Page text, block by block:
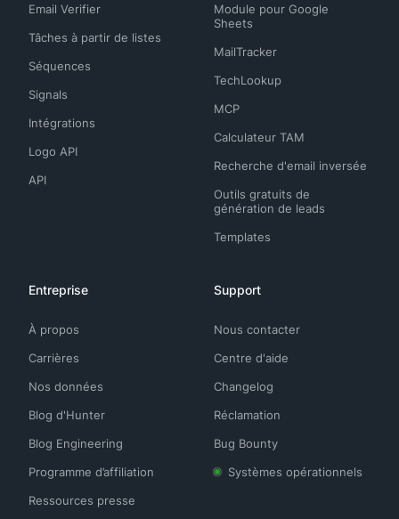
Email Verifier
Tâches à partir de listes
Séquences
Signals
Intégrations
Logo API
API
Module pour Google
Sheets
MailTracker
TechLookup
MCP
Calculateur TAM
Recherche d'email inversée
Outils gratuits de
génération de leads
Templates
Entreprise
À propos
Carrières
Nos données
Blog d'Hunter
Blog Engineering
Programme d’affiliation
Ressources presse
Support
Nous contacter
Centre d'aide
Changelog
Réclamation
Bug Bounty
Systèmes opérationnels